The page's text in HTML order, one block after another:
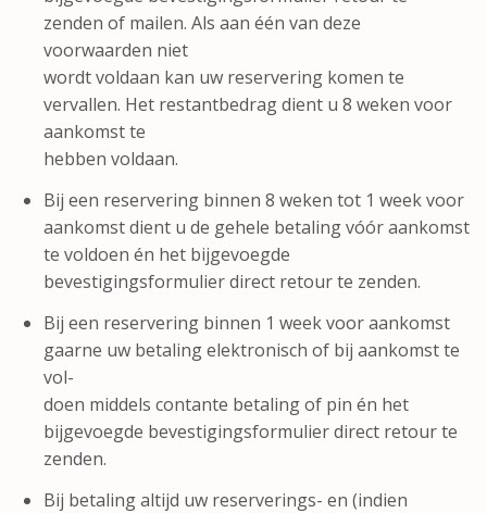
zenden of mailen. Als aan één van deze
voorwaarden niet
wordt voldaan kan uw reservering komen te
vervallen. Het restantbedrag dient u 8 weken voor
aankomst te
hebben voldaan.
Bij een reservering binnen 8 weken tot 1 week voor
aankomst dient u de gehele betaling vóór aankomst
te voldoen én het bijgevoegde
bevestigingsformulier direct retour te zenden.
Bij een reservering binnen 1 week voor aankomst
gaarne uw betaling elektronisch of bij aankomst te
vol-
doen middels contante betaling of pin én het
bijgevoegde bevestigingsformulier direct retour te
zenden.
Bij betaling altijd uw reserverings- en (indien